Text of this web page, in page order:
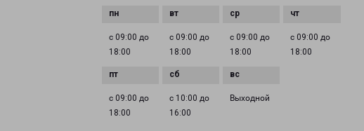
с 09:00 до
18:00
с 09:00 до
18:00
с 09:00 до
18:00
с 09:00 до
18:00
с 09:00 до
18:00
с 10:00 до
16:00
Выходной